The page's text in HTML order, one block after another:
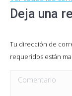
Deja una
Tu dirección de
requeridos están
Comentario